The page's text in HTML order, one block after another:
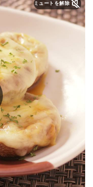
ミュートを解除